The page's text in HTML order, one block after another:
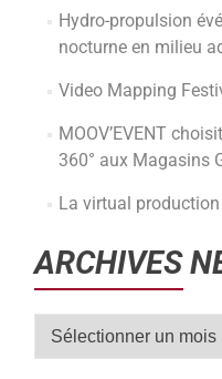
Hydro-propulsion
nocturne en milieu
Video Mapping
MOOV’EVENT
360° aux Magasins
La virtual production
ARCHIVES